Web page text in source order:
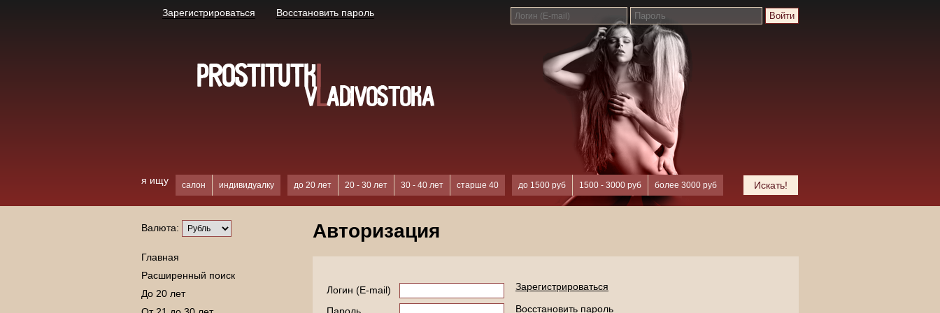
Войти
Зарегистрироваться Восстановить пароль
я ищу салон индивидуалку до 20 лет 20 - 30 лет 30 - 40 лет старше 40 до 1500 руб 1500 - 3000 руб более 3000 руб Искать!
Валюта:
Главная
Расширенный поиск
До 20 лет
Авторизация
Логин (E-mail)
Зарегистрироваться
Восстановить пароль